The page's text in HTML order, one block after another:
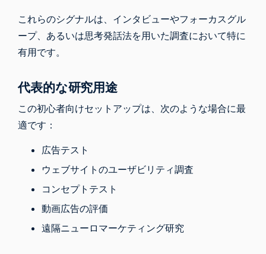
これらのシグナルは、インタビューやフォーカスグル
ープ、あるいは思考発話法を用いた調査において特に
有用です。
代表的な研究用途
この初心者向けセットアップは、次のような場合に最
適です：
広告テスト
ウェブサイトのユーザビリティ調査
コンセプトテスト
動画広告の評価
遠隔ニューロマーケティング研究